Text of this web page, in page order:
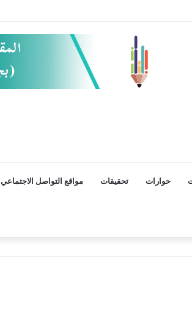
حوارات تحقيقات مواقع التواصل الاجتماعي